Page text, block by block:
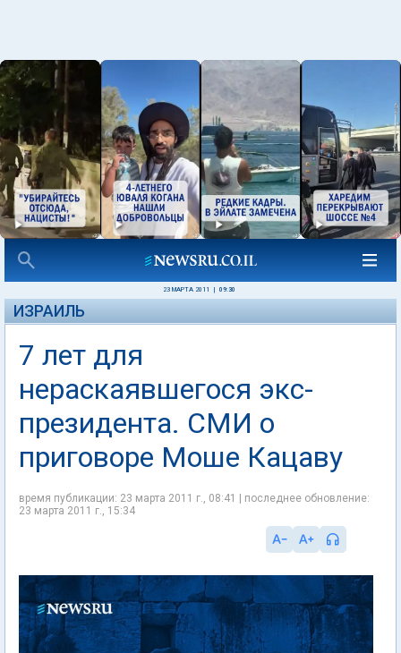
23 МАРТА 2011 09:30
ИЗРАИЛЬ
7 лет для
нераскаявшегося экс-
президента. СМИ о
приговоре Моше Кацаву
время публикации: 23 марта 2011 г., 08:41 | последнее обновление:
23 марта 2011 г., 15:34